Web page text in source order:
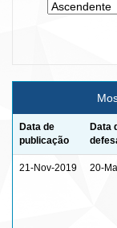
Data de
publicação
Data
21-Nov-2019 20-